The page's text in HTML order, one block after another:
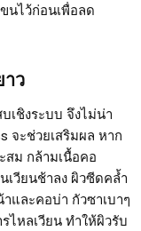
นไว้ก่อนเพื่อลด
าว
ชิงระบบ จึงไม่น่า
จะช่วยเสริมผล หาก
ม กล้ามเนื้อคอ
วียนช้าลง ผิวซีดคล้ำ
และคอบ่า กัวซาเบาๆ
ไหลเวียน ทำให้ผิวรับ